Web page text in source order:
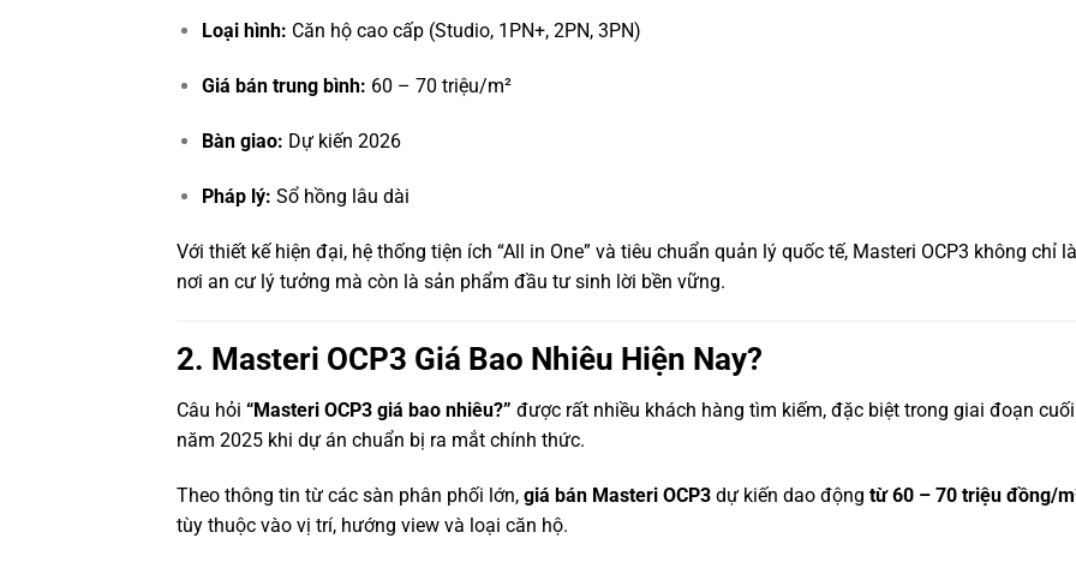
Loại hình: Căn hộ cao cấp (Studio, 1PN+, 2PN, 3PN)
Giá bán trung bình: 60 – 70 triệu/m²
Bàn giao: Dự kiến 2026
Pháp lý: Sổ hồng lâu dài
Với thiết kế hiện đại, hệ thống tiện ích “All in One” và tiêu chuẩn quản lý quốc tế, Masteri OCP3 không chỉ là
nơi an cư lý tưởng mà còn là sản phẩm đầu tư sinh lời bền vững.
2. Masteri OCP3 Giá Bao Nhiêu Hiện Nay?
Câu hỏi “Masteri OCP3 giá bao nhiêu?” được rất nhiều khách hàng tìm kiếm, đặc biệt trong giai đoạn cuối
năm 2025 khi dự án chuẩn bị ra mắt chính thức.
Theo thông tin từ các sàn phân phối lớn, giá bán Masteri OCP3 dự kiến dao động từ 60 – 70 triệu đồng/
tùy thuộc vào vị trí, hướng view và loại căn hộ.